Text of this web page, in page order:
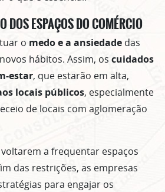
DOS ESPAÇOS DO COMÉRCIO
o medo e a ansiedade das
hábitos. Assim, os cuidados
estar, que estarão em alta,
locais públicos, especialmente
de locais com aglomeração
a frequentar espaços
das restrições, as empresas
para engajar os
para receber notícias sobre o
não mostrar mais esse popup